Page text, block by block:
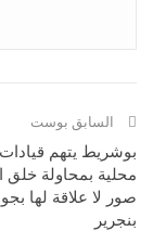
السابق بوست
بوشريط يتهم
محلية بمحاولة خلق
صور لا علاقة لها
بنجرير